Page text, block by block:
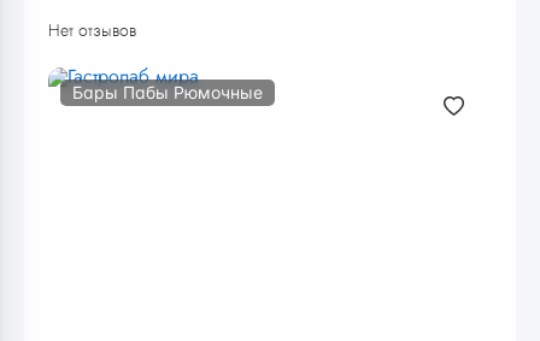
Нет отзывов
Бары Пабы Рюмочные